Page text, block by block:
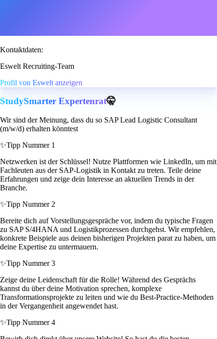
Kontaktdaten:
Eswelt Recruiting-Team
Profil von Eswelt anzeigen
StudySmarter Expertenrat🤫
Wir sind der Meinung, dass du so SAP Lead Logistic Consultant
(m/w/d) erhalten könntest
✨Tipp Nummer 1
Netzwerken ist der Schlüssel! Nutze Plattformen wie LinkedIn, um mit
Fachleuten aus der SAP-Logistik in Kontakt zu treten. Teile deine
Erfahrungen und zeige dein Interesse an aktuellen Trends in der
Branche.
✨Tipp Nummer 2
Bereite dich auf Vorstellungsgespräche vor, indem du typische Fragen
zu SAP S/4HANA und Logistikprozessen durchgehst. Wir empfehlen,
konkrete Beispiele aus deinen bisherigen Projekten parat zu haben, um
deine Expertise zu untermauern.
✨Tipp Nummer 3
Zeige deine Leidenschaft für die Rolle! Während des Gesprächs
kannst du über deine Motivation sprechen, komplexe
Transformationsprojekte zu leiten und wie du Best-Practice-Methoden
in der Vergangenheit angewendet hast.
✨Tipp Nummer 4